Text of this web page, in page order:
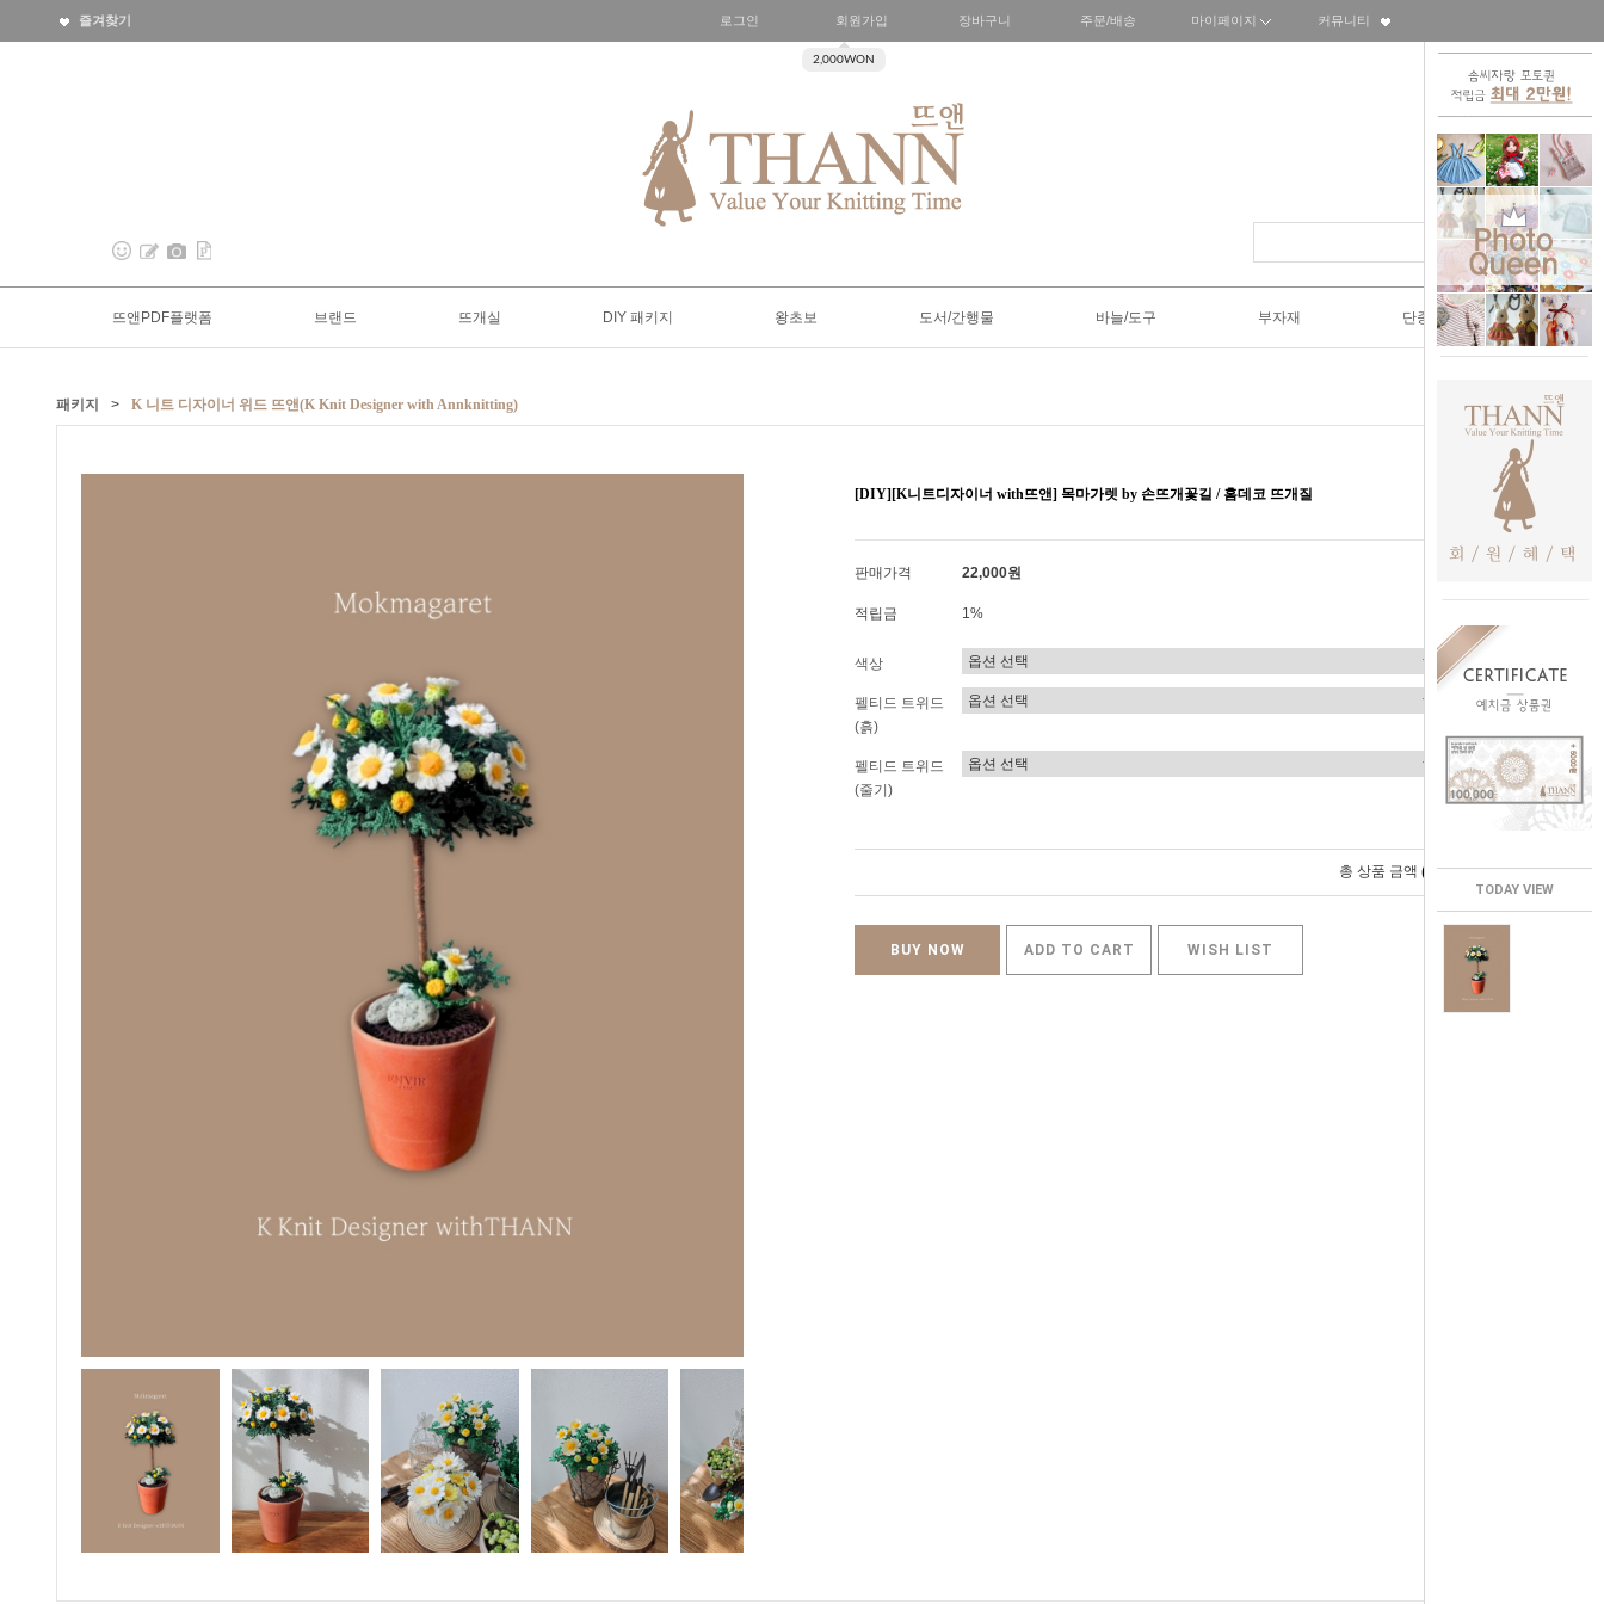
TODAY VIEW
즐겨찾기 로그인 회원가입
2,000WON
장바구니 주문/배송 마이페이지 커뮤니티
뜨앤PDF플랫폼 브랜드 뜨개실 DIY 패키지 왕초보 도서/간행물 바늘/도구 부자재 단종SALE50%
패키지 > K 니트 디자이너 위드 뜨앤(K Knit Designer with Annknitting)
[DIY][K니트디자이너 with뜨앤] 목마가렛 by 손뜨개꽃길 / 홈데코 뜨개질
판매가격 22,000원
적립금 1%
색상
펠티드 트위드
(흙)
펠티드 트위드
(줄기)
총 상품 금액 0 원
BUY NOW ADD TO CART WISH LIST